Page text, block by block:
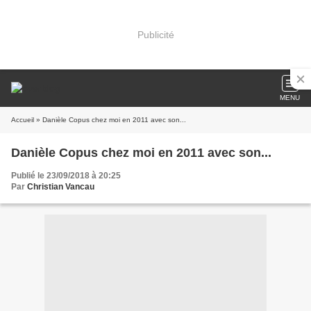
Publicité
MENU
Accueil » Danièle Copus chez moi en 2011 avec son...
Danièle Copus chez moi en 2011 avec son...
Publié le 23/09/2018 à 20:25
Par Christian Vancau